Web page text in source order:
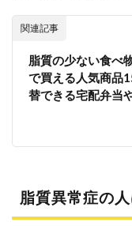
異常
症の
にお
すす
めの
茸と
オク
ラの
関連記事
脂質の少ない食べ
で買える人気商品
替できる宅配弁当
脂質異常症の